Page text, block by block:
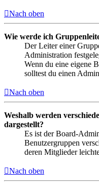
Nach oben
Wie werde ich
Der Leiter einer
Administration
Wenn du eine eigene
solltest du einen
Nach oben
Weshalb werden
dargestellt?
Es ist der Board-
Benutzergruppen
deren Mitglieder
Nach oben